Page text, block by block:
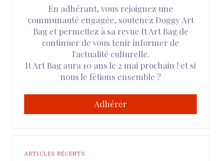
En adhérant, vous rejoignez une
communauté engagée, soutenez Doggy Art
Bag et permettez à sa revue It Art Bag de
continuer de vous tenir informer de
l'actualité culturelle.
It Art Bag aura 10 ans le 2 mai prochain ! et si
nous le fêtions ensemble ?
Adhérer
ARTICLES RÉCENTS